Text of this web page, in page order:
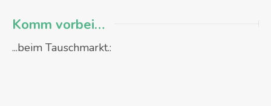
Komm vorbei…
...beim Tauschmarkt.: